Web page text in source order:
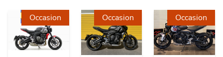
Occasion Occasion Occasion